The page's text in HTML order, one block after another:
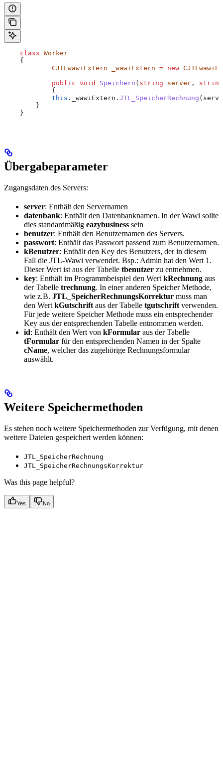
    class
Worker
    {
            CJTLwawiExtern
_wawiExtern = new
            public
void Speichern ( string server , string
            {
            this
. _wawiExtern . JTL_SpeicherRechnung (
        }
    }
Übergabeparameter
Zugangsdaten des Servers:
server: Enthält den Servernamen
datenbank: Enthält den Datenbanknamen. In der Wawi sollte
dies standardmäßig eazybusiness sein
benutzer: Enthält den Benutzernamen des Servers.
passwort: Enthält das Passwort passend zum Benutzernamen.
kBenutzer: Enthält den Key des Benutzers, der in diesem
Fall die JTL-Wawi verwendet. Bsp.: Admin hat den Wert 1.
Dieser Wert ist aus der Tabelle tbenutzer zu entnehmen.
key: Enthält im Programmbeispiel den Wert kRechnung aus
der Tabelle trechnung. In einer anderen Speicher Methode,
wie z.B. JTL_SpeicherRechnungsKorrektur muss man
den Wert kGutschrift aus der Tabelle tgutschrift verwenden.
Für jede weitere Speicher Methode muss ein entsprechender
Key aus der entsprechenden Tabelle entnommen werden.
id: Enthält den Wert von kFormular aus der Tabelle
tFormular für den entsprechenden Namen in der Spalte
cName, welcher das zugehörige Rechnungsformular
auswählt.
Weitere Speichermethoden
Es stehen noch weitere Speichermethoden zur Verfügung, mit denen
weitere Dateien gespeichert werden können:
JTL_SpeicherRechnung
JTL_SpeicherRechnungsKorrektur
Was this page helpful?
Yes No